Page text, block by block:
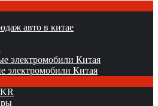
авто в китае
электромобили Китая
электромобили Китая